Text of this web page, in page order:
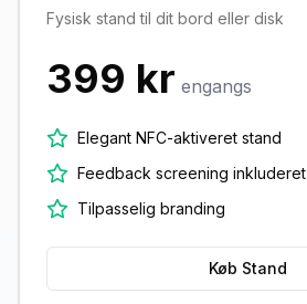
Fysisk stand til dit bord eller disk
399 kr engangs
Elegant NFC-aktiveret stand
Feedback screening inkluderet
Tilpasselig branding
Køb Stand